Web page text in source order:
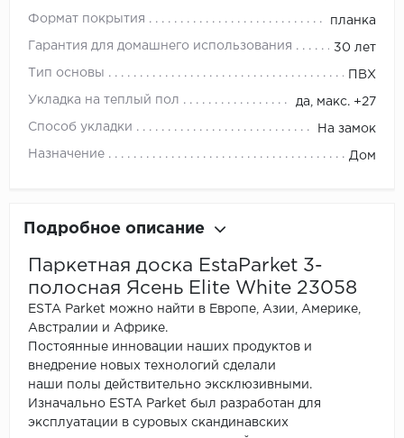
Формат покрытия планка
Гарантия для домашнего использования 30 лет
Тип основы ПВХ
Укладка на теплый пол да, макс. +27
Способ укладки На замок
Назначение Дом
Подробное описание
Паркетная доска EstaParket 3-
полосная Ясень Elite White 23058
ESTA Parket можно найти в Европе, Азии, Америке,
Австралии и Африке.
Постоянные инновации наших продуктов и
внедрение новых технологий сделали
наши полы действительно эксклюзивными.
Изначально ESTA Parket был разработан для
эксплуатации в суровых скандинавских